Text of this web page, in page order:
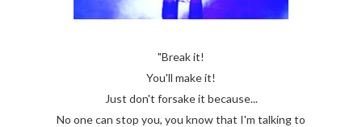
"Break it!
You'll make it!
Just don't forsake it because...
No one can stop you, you know that I'm talking to